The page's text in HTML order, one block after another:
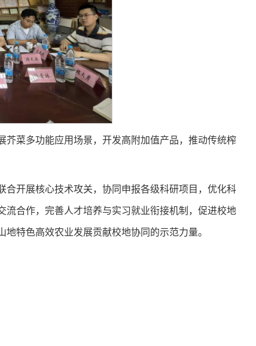
菜多功能应用场景，开发高附加值产品，推动传统榨
开展核心技术攻关，协同申报各级科研项目，优化科
合作，完善人才培养与实习就业衔接机制，促进校地
特色高效农业发展贡献校地协同的示范力量。